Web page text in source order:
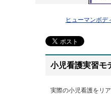
ヒューマンボデ
小児看護実習モ
実際の小児看護をリ